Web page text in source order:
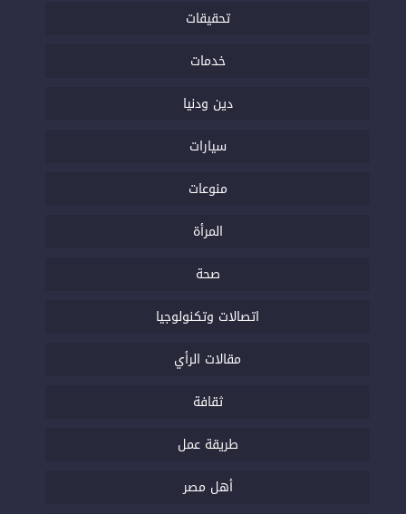
تحقيقات
خدمات
دين ودنيا
سيارات
منوعات
المرأة
صحة
اتصالات وتكنولوجيا
مقالات الرأي
ثقافة
طريقة عمل
أهل مصر